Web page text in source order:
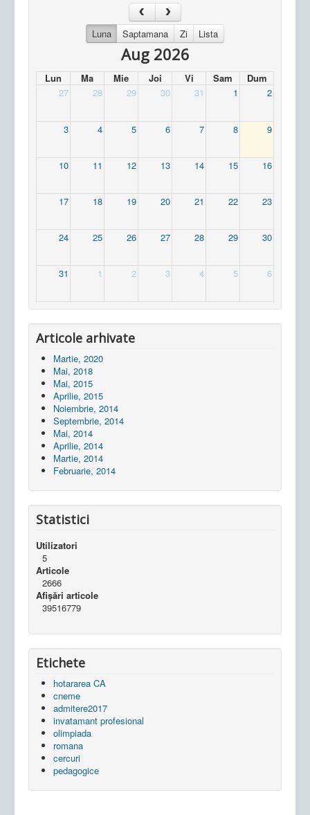
Luna Saptamana Zi Lista
Aug 2026
Lun Ma Mie Joi Vi Sam
Dum
27
28 29 30 31 1 2
3 4 5 6 7 8 9
10 11 12 13 14 15 16
17 18 19 20 21 22 23
24 25 26 27 28 29 30
31 1 2 3 4 5 6
Articole arhivate
Martie, 2020
Mai, 2018
Mai, 2015
Aprilie, 2015
Noiembrie, 2014
Septembrie, 2014
Mai, 2014
Aprilie, 2014
Martie, 2014
Februarie, 2014
Statistici
Utilizatori
5
Articole
2666
Afișări articole
39516779
Etichete
hotararea CA
cneme
admitere2017
invatamant profesional
olimpiada
romana
cercuri
pedagogice